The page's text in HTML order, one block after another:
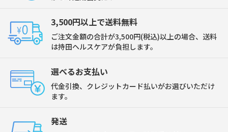
3,500円以上で送料無料
ご注文金額の合計が3,500円(税込)以上の場合、送料
は持田ヘルスケアが負担します。
選べるお支払い
代金引換、クレジットカード払いがお選びいただけ
ます。
発送